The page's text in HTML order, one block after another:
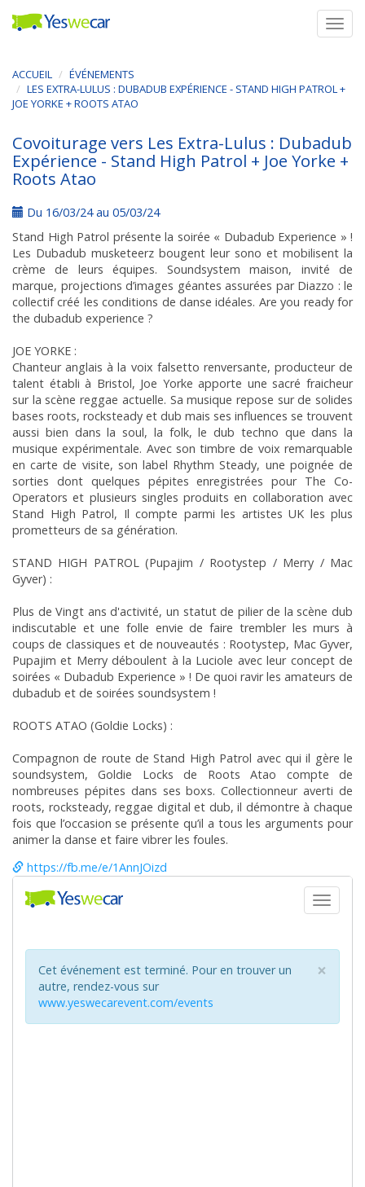
ACCUEIL
ÉVÉNEMENTS
LES EXTRA-LULUS : DUBADUB EXPÉRIENCE - STAND HIGH PATROL +
JOE YORKE + ROOTS ATAO
Covoiturage vers Les Extra-Lulus : Dubadub
Expérience - Stand High Patrol + Joe Yorke +
Roots Atao
Du 16/03/24 au 05/03/24
Stand High Patrol présente la soirée « Dubadub Experience » !
Les Dubadub musketeerz bougent leur sono et mobilisent la
crème de leurs équipes. Soundsystem maison, invité de
marque, projections d’images géantes assurées par Diazzo : le
collectif créé les conditions de danse idéales. Are you ready for
the dubadub experience ?
JOE YORKE :
Chanteur anglais à la voix falsetto renversante, producteur de
talent établi à Bristol, Joe Yorke apporte une sacré fraicheur
sur la scène reggae actuelle. Sa musique repose sur de solides
bases roots, rocksteady et dub mais ses influences se trouvent
aussi bien dans la soul, la folk, le dub techno que dans la
musique expérimentale. Avec son timbre de voix remarquable
en carte de visite, son label Rhythm Steady, une poignée de
sorties dont quelques pépites enregistrées pour The Co-
Operators et plusieurs singles produits en collaboration avec
Stand High Patrol, Il compte parmi les artistes UK les plus
prometteurs de sa génération.
STAND HIGH PATROL (Pupajim / Rootystep / Merry / Mac
Gyver) :
Plus de Vingt ans d'activité, un statut de pilier de la scène dub
indiscutable et une folle envie de faire trembler les murs à
coups de classiques et de nouveautés : Rootystep, Mac Gyver,
Pupajim et Merry déboulent à la Luciole avec leur concept de
soirées « Dubadub Experience » ! De quoi ravir les amateurs de
dubadub et de soirées soundsystem !
ROOTS ATAO (Goldie Locks) :
Compagnon de route de Stand High Patrol avec qui il gère le
soundsystem, Goldie Locks de Roots Atao compte de
nombreuses pépites dans ses boxs. Collectionneur averti de
roots, rocksteady, reggae digital et dub, il démontre à chaque
fois que l’occasion se présente qu’il a tous les arguments pour
animer la danse et faire vibrer les foules.
https://fb.me/e/1AnnJOizd